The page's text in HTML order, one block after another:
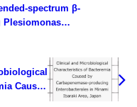
spectrum β-
Plesiomonas
Caused